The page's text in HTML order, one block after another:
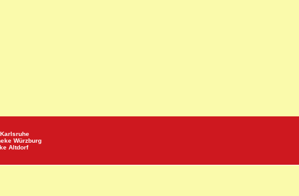
Karlsruhe
Würzburg
Altdorf